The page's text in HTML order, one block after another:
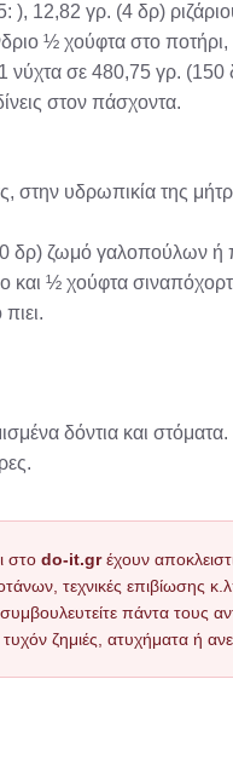
), 12,82 γρ. (4 δρ)
½ χούφτα στο
1 νύχτα σε 480,75 γρ.
στον πάσχοντα.
στην υδρωπικία της
δρ) ζωμό γαλοπούλων
½ χούφτα
δόντια και στόματα.
στο do-it.grέχουν
τεχνικές επιβίωσης
πάντα τους
ζημιές, ατυχήματα ή